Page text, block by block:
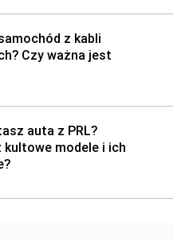
z kabli
Czy ważna jest
auta z PRL?
kultowe modele i ich